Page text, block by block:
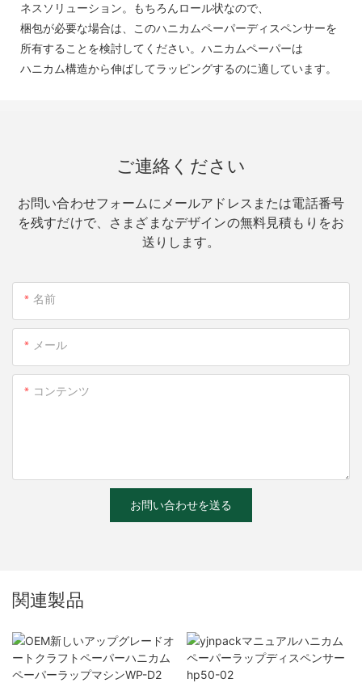
ネスソリューション。もちろんロール状なので、
梱包が必要な場合は、このハニカムペーパーディスペンサーを
所有することを検討してください。ハニカムペーパーは
ハニカム構造から伸ばしてラッピングするのに適しています。
ご連絡ください
お問い合わせフォームにメールアドレスまたは電話番号
を残すだけで、さまざまなデザインの無料見積もりをお
送りします。
名前
メール
コンテンツ
お問い合わせを送る
関連製品